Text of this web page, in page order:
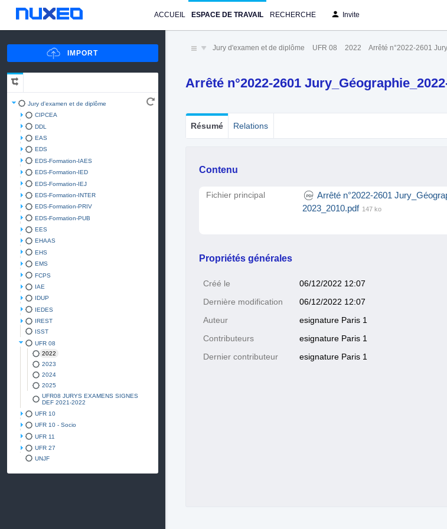
ACCUEIL ESPACE DE TRAVAIL RECHERCHE Invite
Jury d'examen et de diplôme
CIPCEA
DDL
EAS
EDS
EDS-Formation-IAES
EDS-Formation-IED
EDS-Formation-IEJ
EDS-Formation-INTER
EDS-Formation-PRIV
EDS-Formation-PUB
EES
EHAAS
EHS
EMS
FCPS
IAE
IDUP
IEDES
IREST
ISST
UFR 08
2022
2023
2024
2025
UFR08 JURYS EXAMENS SIGNES
DEF 2021-2022
UFR 10
UFR 10 - Socio
UFR 11
UFR 27
UNJF
Jury d'examen et de diplôme UFR 08 2022 Arrêté n°2022-2601
Arrêté n°2022-2601
Résumé Relations
Contenu
Fichier principal
Arrêté n°2022-2601
2023_2010.pdf 147 ko
Propriétés générales
Créé le 06/12/2022 12:07
Dernière modification 06/12/2022 12:07
Auteur esignature Paris 1
Contributeurs esignature Paris 1
Dernier contributeur esignature Paris 1